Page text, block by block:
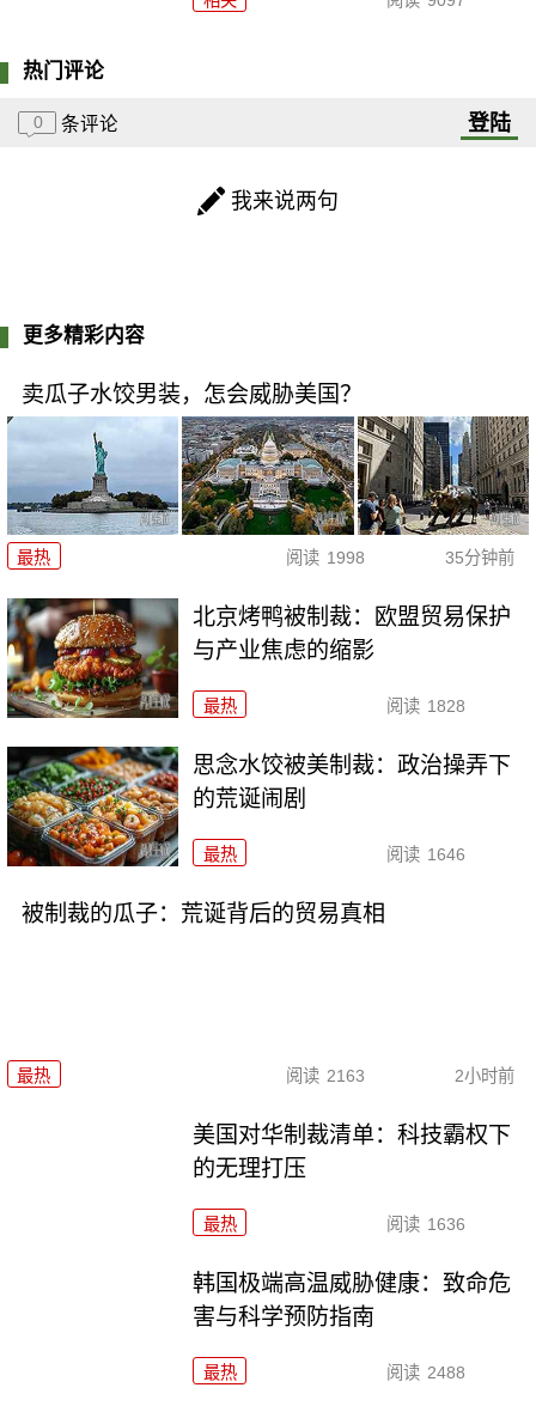
热门评论
0 条评论 登陆
我来说两句
更多精彩内容
卖瓜子水饺男装，怎会威胁美国？
最热 阅读 1998 35分钟前
北京烤鸭被制裁：欧盟贸易保护
与产业焦虑的缩影
最热 阅读 1828
思念水饺被美制裁：政治操弄下
的荒诞闹剧
最热 阅读 1646
被制裁的瓜子：荒诞背后的贸易真相
最热 阅读 2163 2小时前
美国对华制裁清单：科技霸权下
的无理打压
最热 阅读 1636
韩国极端高温威胁健康：致命危
害与科学预防指南
最热 阅读 2488